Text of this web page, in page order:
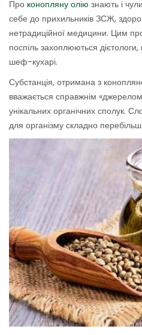
Про конопляну олію знають і
себе до прихильників ЗСЖ,
нетрадиційної медицини. Цим
поспіль захоплюються
шеф-кухарі.
Субстанція, отримана з
вважається справжнім «джерелом»
унікальних органічних сполук.
для організму складно